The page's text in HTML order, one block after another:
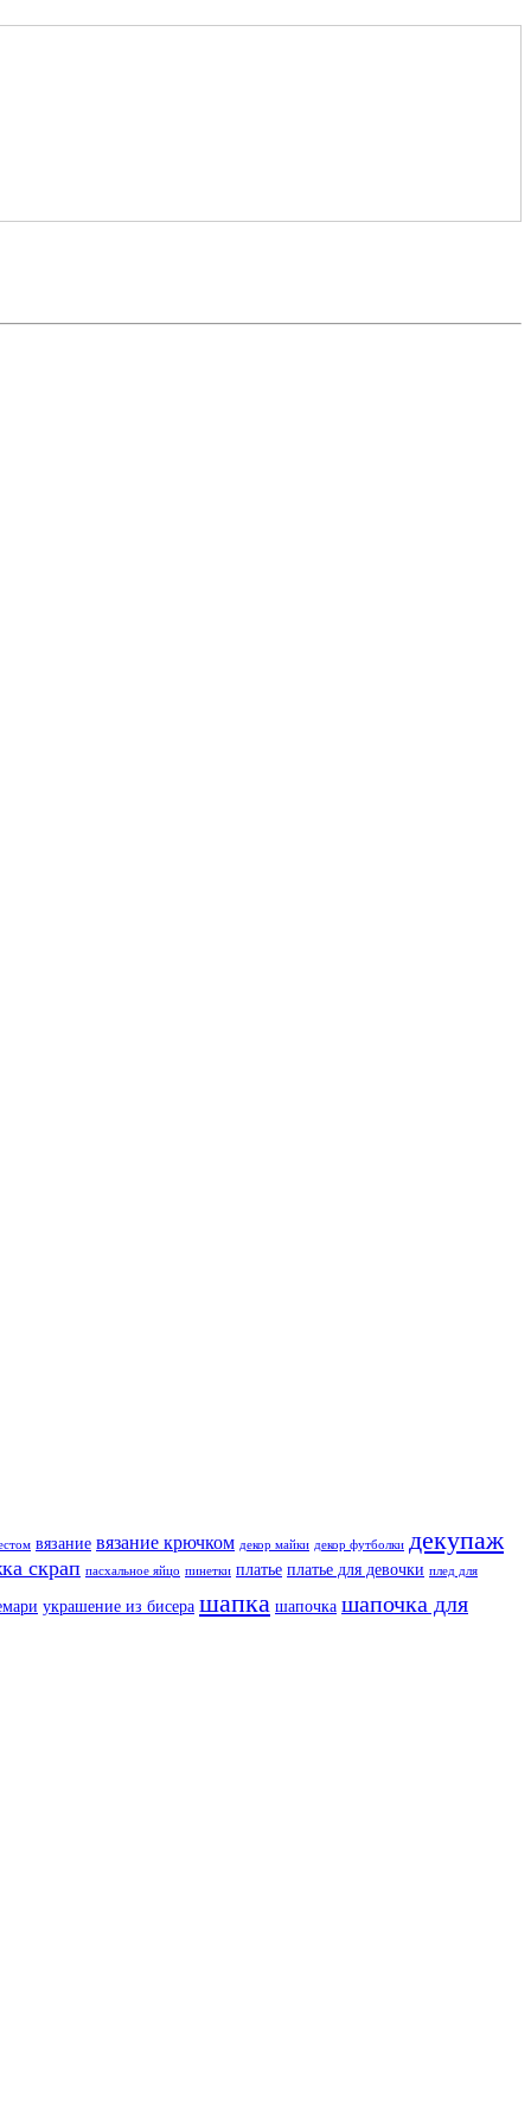
вязание вязание крючком декор майки декор футболки декупаж
скрап пасхальное яйцо пинетки платье платье для девочки плед для
украшение из бисера шапка шапочка шапочка для